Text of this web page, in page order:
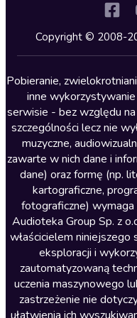
Kryminały
Lektury szkolne
Literatura anglojęzyczna
Literatura faktu
Literatura obyczajowa
Literatura piękna obca
Literatura piękna polska
Nagrania relaksacyjne
Nauka języków
Nauki humanistyczne
Podcasty i audycje
Polityka
Copyright © 2008-
Pobieranie,
inne
serwisie - bez względu
szczególności lecz nie
muzyczne,
zawarte w nich dane i
dane) oraz formę (np.
kartograficzne,
fotograficzne) wymaga
Audioteka Group Sp. z
właścicielem
eksploracji i
zautomatyzowaną
uczenia maszynowego
zastrzeżenie nie